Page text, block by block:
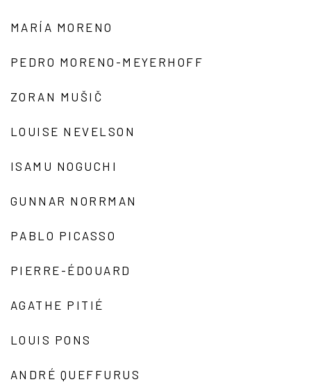
MARÍA MORENO
PEDRO MORENO-MEYERHOFF
ZORAN MUŠIČ
LOUISE NEVELSON
ISAMU NOGUCHI
GUNNAR NORRMAN
PABLO PICASSO
PIERRE-ÉDOUARD
AGATHE PITIÉ
LOUIS PONS
ANDRÉ QUEFFURUS